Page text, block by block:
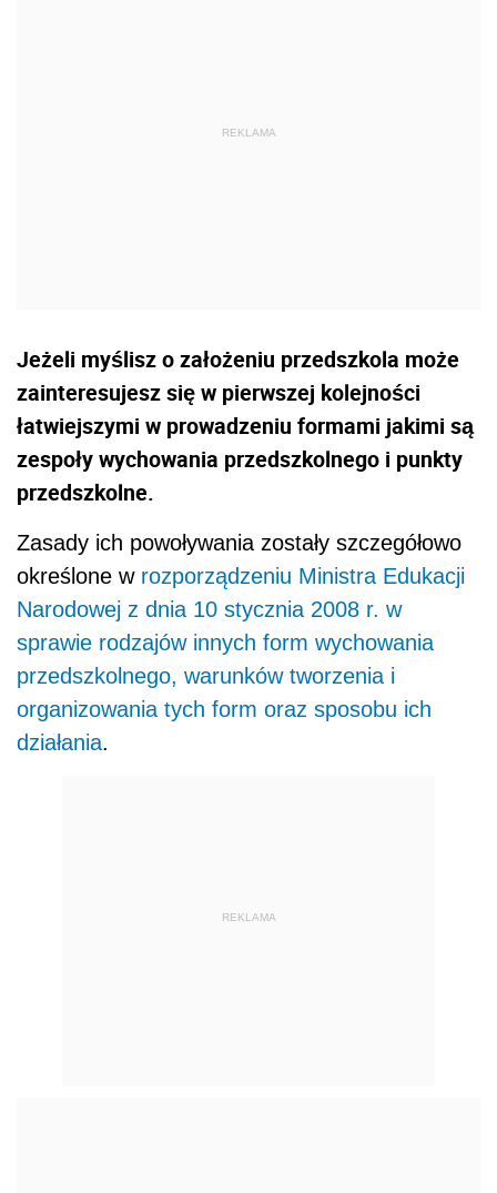
Jeżeli myślisz o założeniu przedszkola może
zainteresujesz się w pierwszej kolejności
łatwiejszymi w prowadzeniu formami jakimi są
zespoły wychowania przedszkolnego i punkty
przedszkolne.
Zasady ich powoływania zostały szczegółowo
określone w rozporządzeniu Ministra Edukacji
Narodowej z dnia 10 stycznia 2008 r. w
sprawie rodzajów innych form wychowania
przedszkolnego, warunków tworzenia i
organizowania tych form oraz sposobu ich
działania.
REKLAMA